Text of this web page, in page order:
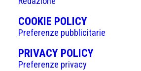
COOKIE POLICY(APRE
IN
UNA
NUOVA
Preferenze pubblicitarie
PRIVACY POLICY(APRE
Preferenze privacy